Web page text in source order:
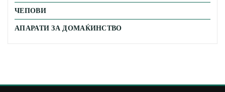
ЧЕПОВИ
АПАРАТИ ЗА ДОМАЌИНСТВО